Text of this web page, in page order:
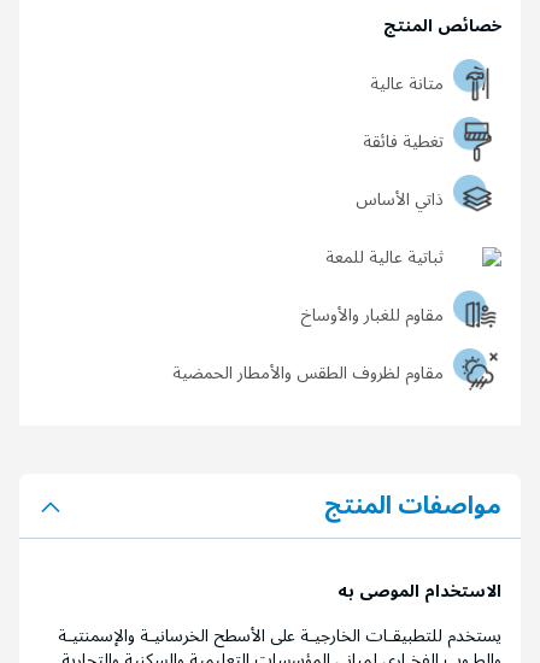
خصائص المنتج
متانة عالية
تغطية فائقة
ذاتي الأساس
ثباتية عالية للمعة
مقاوم للغبار والأوساخ
مقاوم لظروف الطقس والأمطار الحمضية
مواصفات المنتج
الاستخدام الموصى به
يستخدم للتطبيقـات الخارجيـة على الأسطح الخرسانيـة والإسمنتيـة